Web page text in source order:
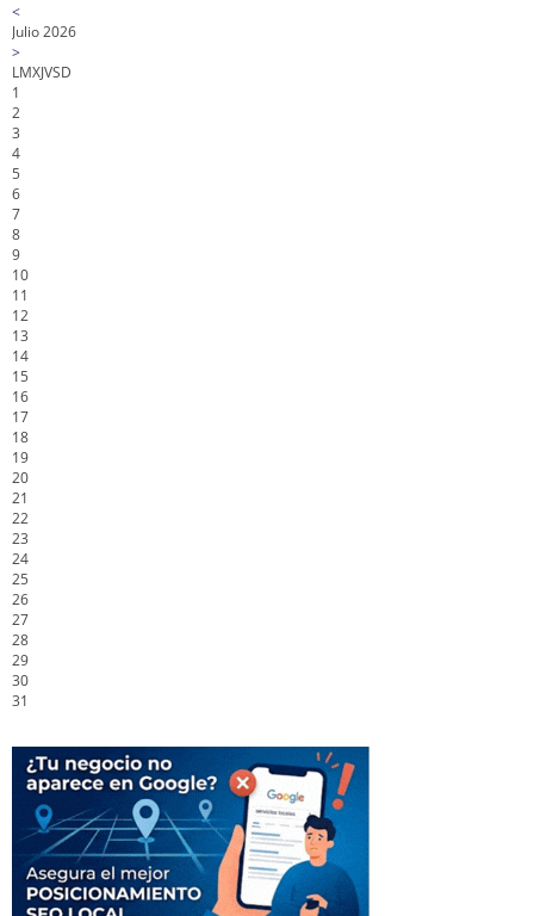
<
Julio 2026
>
LMXJVSD
1
2
3
4
5
6
7
8
9
10
11
12
13
14
15
16
17
18
19
20
21
22
23
24
25
26
27
28
29
30
31